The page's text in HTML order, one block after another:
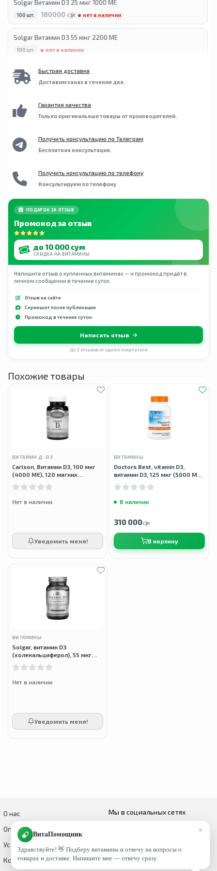
Solgar Витамин D3 25 мкг 1000 МЕ
100 шт. 180000 сӯм нет в наличии
Solgar Витамин D3 55 мкг 2200 МЕ
100 шт. нет в наличии
Solgar Витамин D3 250 мкг 10000 МЕ
120 шт. 230 000 сӯм в наличии
Solgar Витамин D3 125 мкг 5000 МЕ
250000 сӯм нет в наличии
Быстрая доставка
Доставим заказ в течение дня.
Гарантия качества
Только оригинальные товары от производителей.
Получить консультацию по Телеграм
Бесплатная консультация.
Получить консультацию по телефону
Консультируем по телефону
ПОДАРОК ЗА ОТЗЫВ
Промокод за отзыв
до 10 000 сум
СКИДКА НА ВИТАМИНЫ
Напишите отзыв о купленных витаминах — и промокод придёт в
личном сообщении в течение суток.
Отзыв на сайте
Скриншот после публикации
Промокод в течение суток
Написать отзыв
До 3 отзывов от одного покупателя
Похожие товары
ВИТАМИН Д -D3
Carlson, Витамин D3, 100 мкг
(4000 МЕ), 120 мягких
Нет в наличии
Уведомить меня!
ВИТАМИНЫ
Doctors Best, vitamin D3,
витамин D3, 125 мкг (5000 МЕ),
В наличии
310 000сӯм
В корзину
ВИТАМИНЫ
Solgar, витамин D3
(холекальциферол), 55 мкг
(2200 МЕ), 100 вегетарианских
капсул
Нет в наличии
Уведомить меня!
О нас
Оплата и доставка
Условия возврата и обмена
Контакты
Мы в социальных сетях
×
ВитаПомощник
Здравствуйте! 👋 Подберу витамины и отвечу на вопросы о
товарах и доставке. Напишите мне — отвечу сразу.